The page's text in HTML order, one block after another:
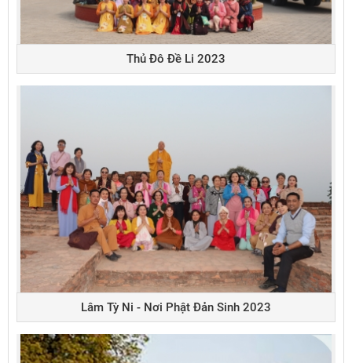
Thủ Đô Đề Li 2023
Lâm Tỳ Ni - Nơi Phật Đản Sinh 2023